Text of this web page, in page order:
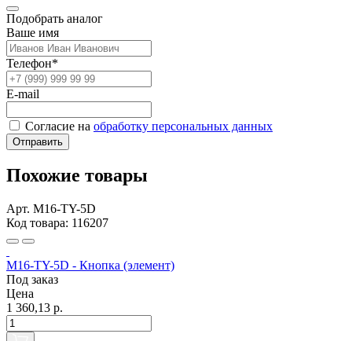
Подобрать аналог
Ваше имя
Телефон*
E-mail
Согласие на обработку персональных данных
Отправить
Похожие товары
Арт. M16-TY-5D
Код товара: 116207
M16-TY-5D - Кнопка (элемент)
Под заказ
Цена
1 360,13 р.